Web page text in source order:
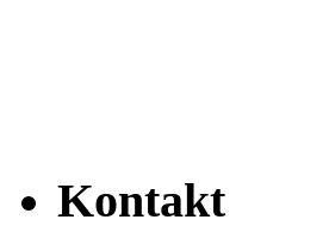
Kontakt